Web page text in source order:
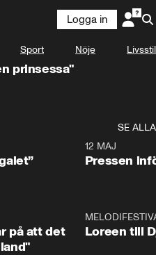
Logga in
Sport Nöje Livsstil
prinsessa"
SE ALLA
12 MAJ
Pressen
på att det
Loreen till